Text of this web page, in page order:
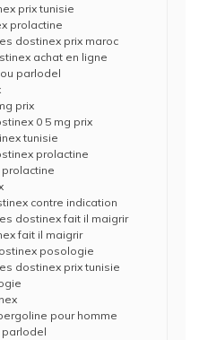
prix tunisie
prolactine
dostinex prix maroc
achat en ligne
parlodel
prix
0 5 mg prix
tunisie
prolactine
contre indication
dostinex fait il maigrir
fait il maigrir
posologie
dostinex prix tunisie
pour homme
parlodel